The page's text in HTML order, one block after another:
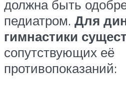
должна быть
педиатром. Для
гимнастики
сопутствующих её
противопоказаний: